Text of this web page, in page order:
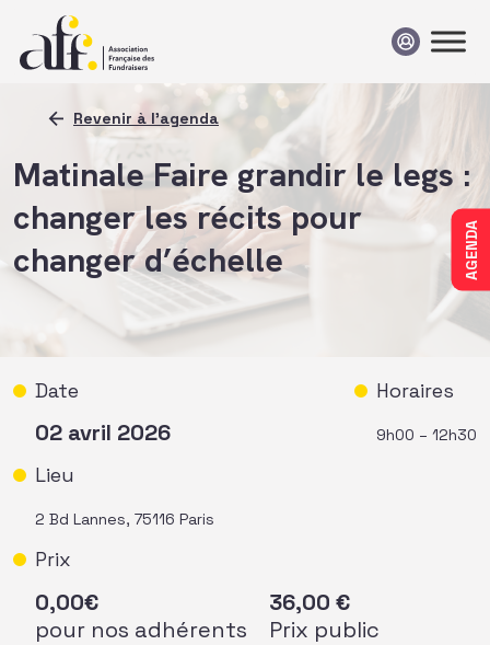
AGENDA
Revenir à l'agenda
Matinale Faire grandir le legs :
changer les récits pour
changer d’échelle
Date
02 avril 2026
Lieu
2 Bd Lannes, 75116 Paris
Horaires
9h00 – 12h30
Prix
0,00€
pour nos adhérents
36,00 €
Prix public